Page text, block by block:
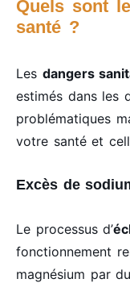
Quels sont
santé ?
Les dangers
estimés dans les
problématiques
votre santé et
Excès de
Le processus d’
fonctionnement
magnésium par